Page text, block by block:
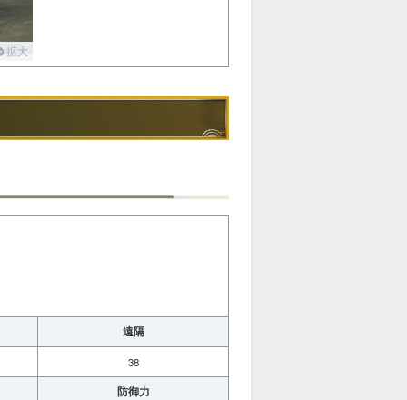
拡大
遠隔
38
防御力